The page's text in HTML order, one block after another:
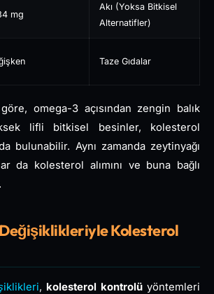
mg
Akı (Yoksa Bitkisel
Alternatifler)
Taze Gıdalar
omega-3 açısından zengin balık
lifli bitkisel besinler, kolesterol
bulunabilir. Aynı zamanda zeytinyağı
da kolesterol alımını ve buna bağlı
Değişiklikleriyle Kolesterol
, kolesterol kontrolü yöntemleri